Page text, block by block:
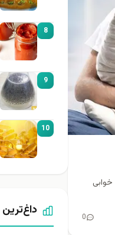
خوابی
0
8
9
10
داغ‌ترین ۳ ماه اخیر